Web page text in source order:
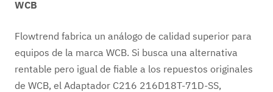
WCB
Flowtrend fabrica un análogo de calidad superior para
equipos de la marca WCB. Si busca una alternativa
rentable pero igual de fiable a los repuestos originales
de WCB, el Adaptador C216 216D18T-71D-SS,